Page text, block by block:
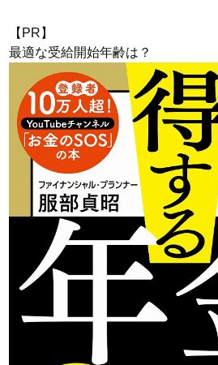
【PR】
最適な受給開始年齢は？